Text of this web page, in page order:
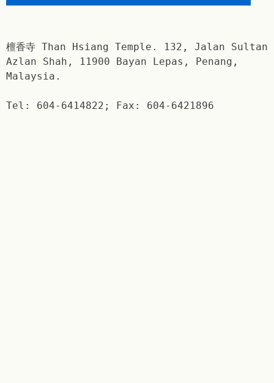
檀香寺 Than Hsiang Temple. 132, Jalan Sultan
Azlan Shah, 11900 Bayan Lepas, Penang,
Malaysia.
Tel: 604-6414822; Fax: 604-6421896